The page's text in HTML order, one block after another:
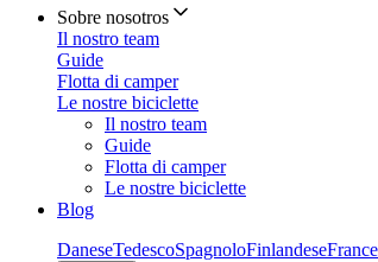
Sobre nosotros
Il nostro team
Guide
Flotta di camper
Le nostre biciclette
Il nostro team
Guide
Flotta di camper
Le nostre biciclette
Blog
DaneseTedescoSpagnoloFinlandese